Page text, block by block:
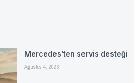
Mercedes’ten servis desteği
Ağustos 4, 2026